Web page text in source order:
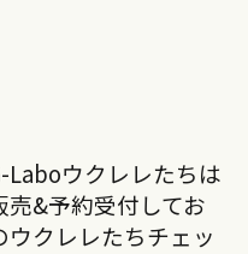
Laboウクレレたちは
&予約受付してお
クレレたちチェッ